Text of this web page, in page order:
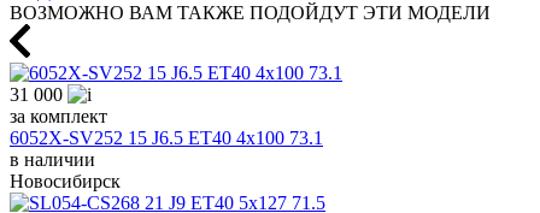
ВОЗМОЖНО ВАМ ТАКЖЕ ПОДОЙДУТ ЭТИ МОДЕЛИ
31 000
за комплект
6052X-SV252 15 J6.5 ET40 4x100 73.1
в наличии
Новосибирск